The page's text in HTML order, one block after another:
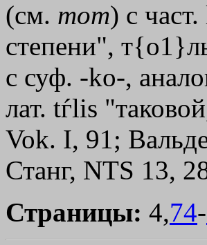
(см. тот) с
степени",
с суф. -kо-,
лат. tѓlis
Vok. I, 91;
Станг, NТS 13,
Страницы: 4,74-